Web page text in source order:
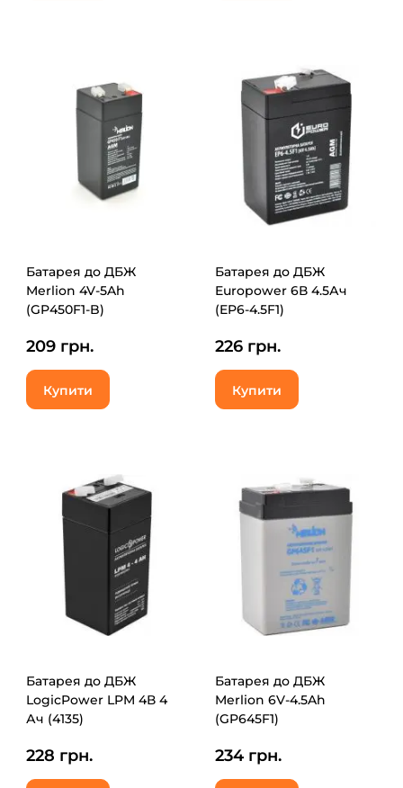
Батарея до ДБЖ
Merlion 4V-5Ah
(GP450F1-B)
209 грн.
Купити
Батарея до ДБЖ
Europower 6В 4.5Ач
(EP6-4.5F1)
226 грн.
Купити
Батарея до ДБЖ
LogicPower LPM 4В 4
Ач (4135)
228 грн.
Батарея до ДБЖ
Merlion 6V-4.5Ah
(GP645F1)
234 грн.